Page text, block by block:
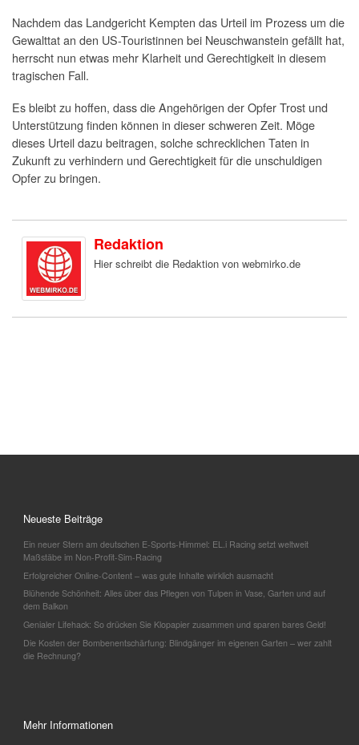
Nachdem das Landgericht Kempten das Urteil im Prozess um die
Gewalttat an den US-Touristinnen bei Neuschwanstein gefällt hat,
herrscht nun etwas mehr Klarheit und Gerechtigkeit in diesem
tragischen Fall.
Es bleibt zu hoffen, dass die Angehörigen der Opfer Trost und
Unterstützung finden können in dieser schweren Zeit. Möge
dieses Urteil dazu beitragen, solche schrecklichen Taten in
Zukunft zu verhindern und Gerechtigkeit für die unschuldigen
Opfer zu bringen.
Redaktion
Hier schreibt die Redaktion von webmirko.de
Neueste Beiträge
Ein neuer Stern am deutschen E-Sports-Himmel: EL.i Racing setzt weltweit
Maßstäbe im Non-Profit-Sim-Racing
Erfolgreicher Online-Content – was gute Inhalte wirklich ausmacht
Blühende Schönheit: Alles über das Pflegen von Tulpen in Vase, Garten und auf
dem Balkon
Genialer Lifehack: So drücken Sie Klopapier zusammen und sparen bares Geld!
Die Kosten der Bombenentschärfung: Blindgänger im eigenen Garten – wer zahlt
die Rechnung?
Mehr Informationen